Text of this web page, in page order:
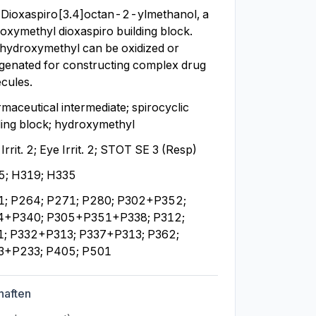
2-ylmethanol, a
dioxaspiro building block.
can be oxidized or
for constructing complex drug
intermediate; spirocyclic
block; hydroxymethyl
2; Eye Irrit. 2; STOT SE 3 (Resp)
H319; H335
P264; P271; P280; P302+P352;
P305+P351+P338; P312;
P332+P313; P337+P313; P362;
P405; P501